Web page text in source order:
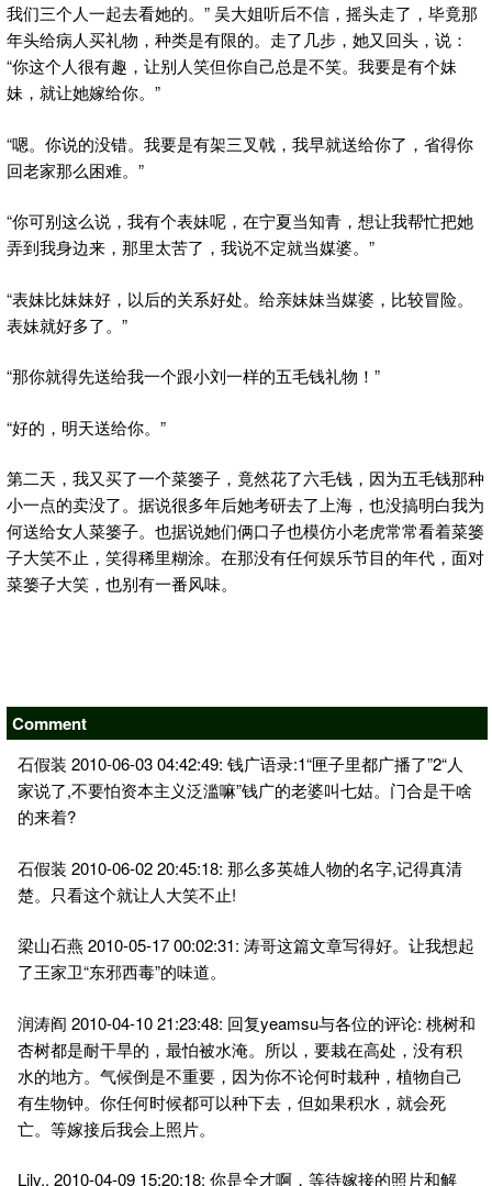
我们三个人一起去看她的。” 吴大姐听后不信，摇头走了，毕竟那
年头给病人买礼物，种类是有限的。走了几步，她又回头，说：
“你这个人很有趣，让别人笑但你自己总是不笑。我要是有个妹
妹，就让她嫁给你。”
“嗯。你说的没错。我要是有架三叉戟，我早就送给你了，省得你
回老家那么困难。”
“你可别这么说，我有个表妹呢，在宁夏当知青，想让我帮忙把她
弄到我身边来，那里太苦了，我说不定就当媒婆。”
“表妹比妹妹好，以后的关系好处。给亲妹妹当媒婆，比较冒险。
表妹就好多了。”
“那你就得先送给我一个跟小刘一样的五毛钱礼物！”
“好的，明天送给你。”
第二天，我又买了一个菜篓子，竟然花了六毛钱，因为五毛钱那种
小一点的卖没了。据说很多年后她考研去了上海，也没搞明白我为
何送给女人菜篓子。也据说她们俩口子也模仿小老虎常常看着菜篓
子大笑不止，笑得稀里糊涂。在那没有任何娱乐节目的年代，面对
菜篓子大笑，也别有一番风味。
Comment
石假装 2010-06-03 04:42:49: 钱广语录:1“匣子里都广播了”2“人
家说了,不要怕资本主义泛滥嘛”钱广的老婆叫七姑。门合是干啥
的来着?
石假装 2010-06-02 20:45:18: 那么多英雄人物的名字,记得真清
楚。只看这个就让人大笑不止!
梁山石燕 2010-05-17 00:02:31: 涛哥这篇文章写得好。让我想起
了王家卫“东邪西毒”的味道。
润涛阎 2010-04-10 21:23:48: 回复yeamsu与各位的评论: 桃树和
杏树都是耐干旱的，最怕被水淹。所以，要栽在高处，没有积
水的地方。气候倒是不重要，因为你不论何时栽种，植物自己
有生物钟。你任何时候都可以种下去，但如果积水，就会死
亡。等嫁接后我会上照片。
Lily.. 2010-04-09 15:20:18: 你是全才啊，等待嫁接的照片和解